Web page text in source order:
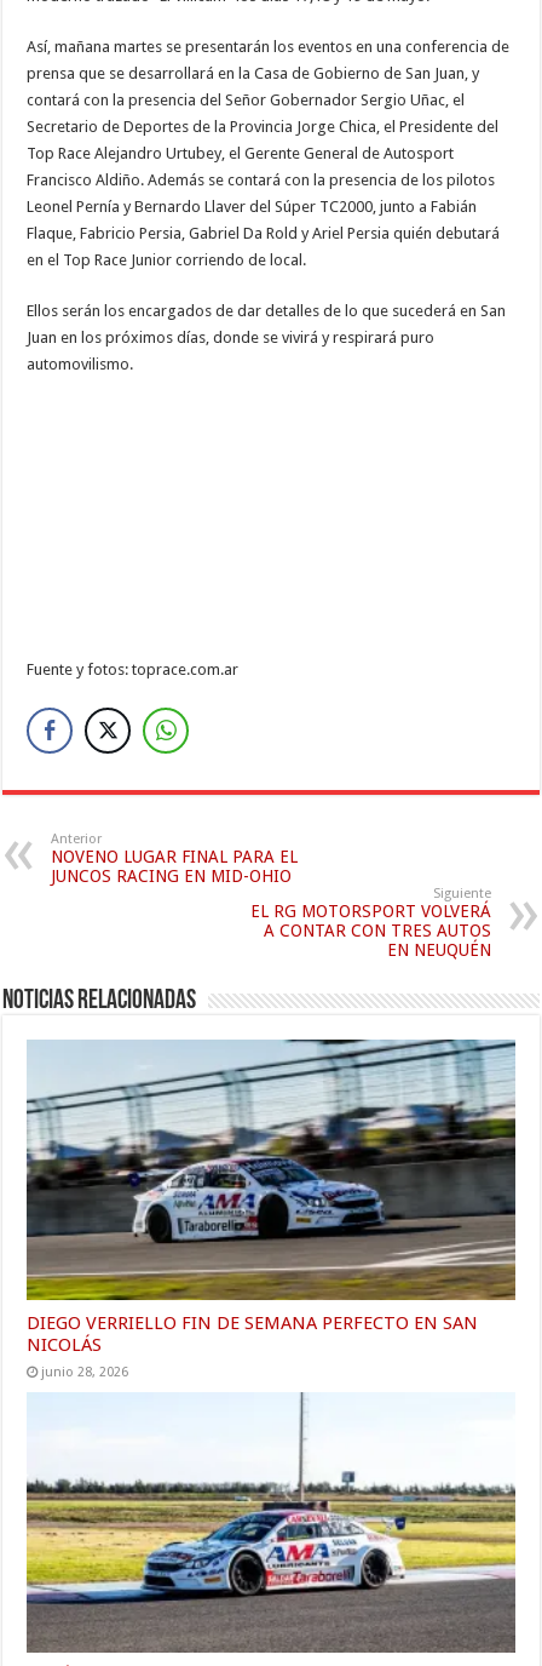
Así, mañana martes se presentarán los eventos en una conferencia de
prensa que se desarrollará en la Casa de Gobierno de San Juan, y
contará con la presencia del Señor Gobernador Sergio Uñac, el
Secretario de Deportes de la Provincia Jorge Chica, el Presidente del
Top Race Alejandro Urtubey, el Gerente General de Autosport
Francisco Aldiño. Además se contará con la presencia de los pilotos
Leonel Pernía y Bernardo Llaver del Súper TC2000, junto a Fabián
Flaque, Fabricio Persia, Gabriel Da Rold y Ariel Persia quién debutará
en el Top Race Junior corriendo de local.
Ellos serán los encargados de dar detalles de lo que sucederá en San
Juan en los próximos días, donde se vivirá y respirará puro
automovilismo.
Fuente y fotos: toprace.com.ar
Anterior
NOVENO LUGAR FINAL PARA EL
JUNCOS RACING EN MID-OHIO
Siguiente
EL RG MOTORSPORT VOLVERÁ
A CONTAR CON TRES AUTOS
EN NEUQUÉN
Noticias relacionadas
DIEGO VERRIELLO FIN DE SEMANA PERFECTO EN SAN
NICOLÁS
junio 28, 2026